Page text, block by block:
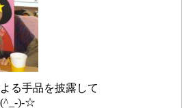
る手品を披露して
)-☆